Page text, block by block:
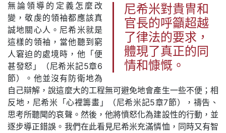
尼希米對貴冑和
官長的呼籲超越
了律法的要求，
體現了真正的同
情和慷慨。
無論領導的定義怎麼改
變，敬虔的領袖都應該真
誠地關心人。尼希米就是
這樣的領袖，當他聽到窮
人窘迫的處境時，他「便
甚發怒」（尼希米記5章6
節）。他並沒有防衛地為
自己辯解，說這麼大的工程無可避免地會產生一些不便；相
反地，尼希米「心裡籌畫」（尼希米記5章7節），禱告、
思考所聽聞的哀聲。然後，他將憤怒化為建設性的行動，並
逐步導正錯誤。我們在此看見尼希米充滿憐恤，同時又有智